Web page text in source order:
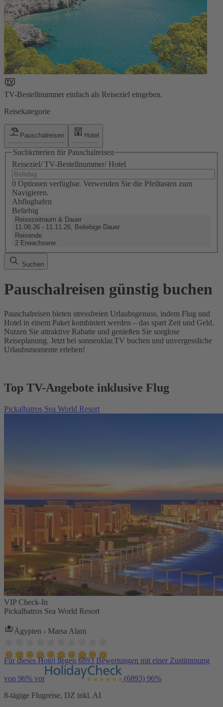
TV-Bestellnummer einfach als Reiseziel eingeben.
Reisekategorie
Pauschalreisen Hotel
Suchkriterien für Pauschalreisen
Reiseziel/ TV-Bestellnummer/ Hotel
0 Optionen verfügbar. Verwenden Sie die Pfeiltasten zum
Navigieren.
Abflughafen
Beliebig
Reisezeitraum & Dauer
11.08.26 - 11.11.26, Beliebige Dauer
Reisende
2 Erwachsene
Suchen
Pauschalreisen günstig buchen
Pauschalreisen bieten stressfreien Urlaubsgenuss, indem Flug und
Hotel in einem Paket kombiniert werden – das spart Zeit und Geld.
Nutzen Sie attraktive Rabatte und genießen Sie sorglose
Reiseplanung. Jetzt bei sonnenklar.TV buchen und unvergessliche
Urlaubsmomente erleben!
Top TV-Angebote inklusive Flug
Pickalbatros Sea World Resort
VIP Check-In
Pickalbatros Sea World Resort
Ägypten - Marsa Alam
Für dieses Hotel liegen 6893 Bewertungen mit einer Zustimmung
von 96% vor (6893) 96%
8-tägige Flugreise, DZ inkl. AI